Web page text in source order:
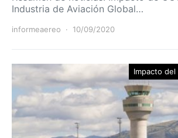
Industria de Aviación Global…
informeaereo 10/09/2020
Impacto